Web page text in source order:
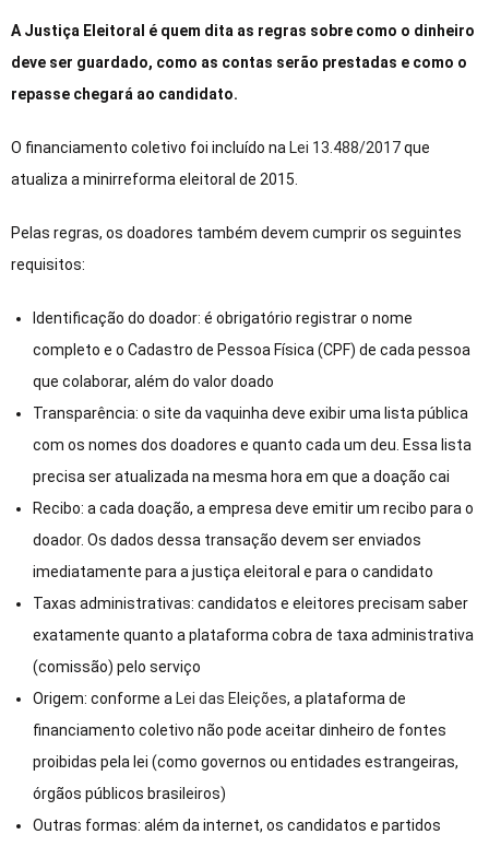
A Justiça Eleitoral é quem dita as regras sobre como o dinheiro
deve ser guardado, como as contas serão prestadas e como o
repasse chegará ao candidato.
O financiamento coletivo foi incluído na Lei 13.488/2017que
atualiza a minirreforma eleitoral de 2015.
Pelas regras, os doadores também devem cumprir os seguintes
requisitos:
Identificação do doador: é obrigatório registrar o nome
completo e o Cadastro de Pessoa Física (CPF) de cada pessoa
que colaborar, além do valor doado
Transparência: o site da vaquinha deve exibir uma lista pública
com os nomes dos doadores e quanto cada um deu. Essa lista
precisa ser atualizada na mesma hora em que a doação cai
Recibo: a cada doação, a empresa deve emitir um recibo para o
doador. Os dados dessa transação devem ser enviados
imediatamente para a justiça eleitoral e para o candidato
Taxas administrativas: candidatos e eleitores precisam saber
exatamente quanto a plataforma cobra de taxa administrativa
(comissão) pelo serviço
Origem: conforme a Lei das Eleições, a plataforma de
financiamento coletivo não pode aceitar dinheiro de fontes
proibidas pela lei (como governos ou entidades estrangeiras,
órgãos públicos brasileiros)
Outras formas: além da internet, os candidatos e partidos